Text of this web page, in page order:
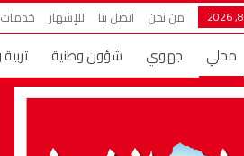
من نحن اتصل بنا للإشهار خدمات
محلي جهوي شؤون وطنية
عالم الأسرة المزيد قضايا وأراء
مال وأعمال مغاربة العالم